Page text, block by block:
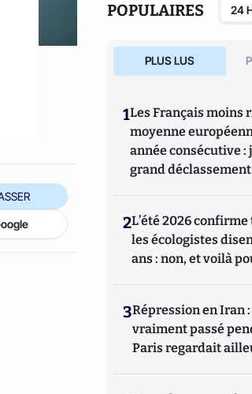
POPULAIRES 24
PLUS LUS
1Les Français moins
moyenne
année consécutive :
grand déclassement
2L’été 2026
les écologistes
ans : non, et voilà
3Répression en Iran
vraiment passé
Paris regardait